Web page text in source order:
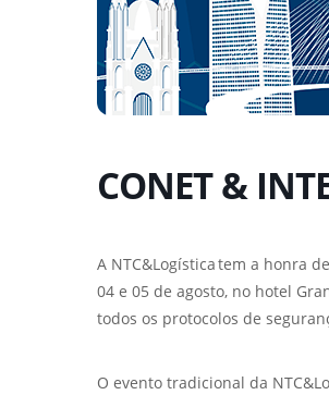
CONET &
A NTC&Logística tem a honra
04 e 05 de agosto, no hotel
todos os protocolos de
O evento tradicional da